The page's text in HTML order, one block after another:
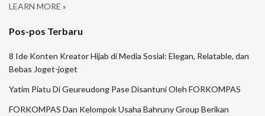
LEARN MORE »
Pos-pos Terbaru
8 Ide Konten Kreator Hijab di Media Sosial: Elegan, Relatable, dan
Bebas Joget-joget
Yatim Piatu Di Geureudong Pase Disantuni Oleh FORKOMPAS
FORKOMPAS Dan Kelompok Usaha Bahruny Group Berikan